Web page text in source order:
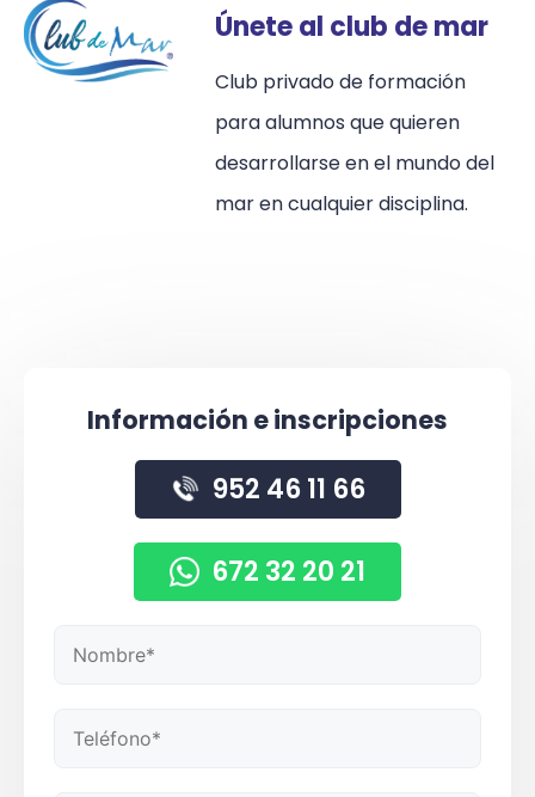
Únete al club de mar
Club privado de formación
para alumnos que quieren
desarrollarse en el mundo del
mar en cualquier disciplina.
Información e inscripciones
952 46 11 66
672 32 20 21